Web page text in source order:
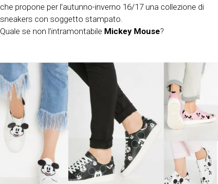
che propone per l’autunno-inverno 16/17 una collezione di
sneakers con soggetto stampato.
Quale se non l’intramontabile Mickey Mouse?